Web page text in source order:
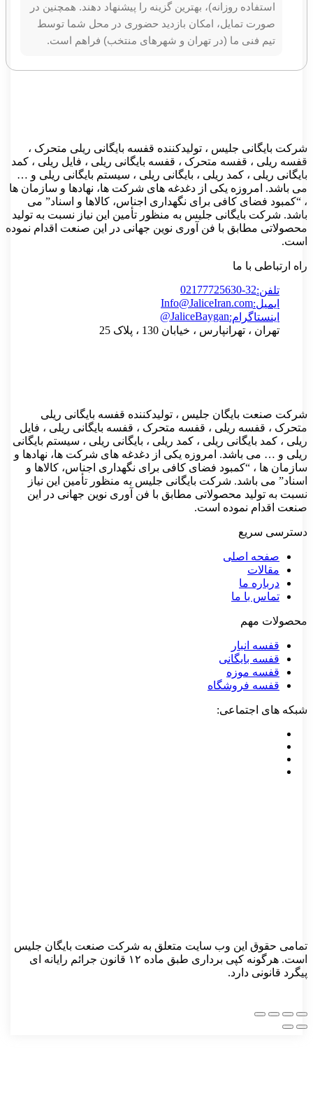
استفاده روزانه)، بهترین گزینه را پیشنهاد دهند. همچنین در
صورت تمایل، امکان بازدید حضوری در محل شما توسط
تیم فنی ما (در تهران و شهرهای منتخب) فراهم است.
بایگانی جلیس ، تولیدکننده قفسه بایگانی ریلی متحرک ،
ریلی ، قفسه متحرک ، قفسه بایگانی ریلی ، فایل ریلی ، کمد
ریلی ، کمد ریلی ، بایگانی ریلی ، سیستم بایگانی ریلی و …
امروزه یکی از دغدغه های شرکت ها، نهادها و سازمان ها
فضای کافی برای نگهداری اجناس، کالاها و اسناد” می
شرکت بایگانی جلیس به منظور تأمین این نیاز نسبت به تولید
مطابق با فن آوری نوین جهانی در این صنعت اقدام نموده
با ما
02177725630-32
Info@JaliceIran.com
اینستاگرام:@JaliceBaygan
تهران ، تهرانپارس ، خیابان 130 ، پلاک 25
صنعت بایگان جلیس ، تولیدکننده قفسه بایگانی ریلی
، قفسه ریلی ، قفسه متحرک ، قفسه بایگانی ریلی ، فایل
، کمد بایگانی ریلی ، کمد ریلی ، بایگانی ریلی ، سیستم بایگانی
و … می باشد. امروزه یکی از دغدغه های شرکت ها، نهادها و
ها ، “کمبود فضای کافی برای نگهداری اجناس، کالاها و
می باشد. شرکت بایگانی جلیس به منظور تأمین این نیاز
به تولید محصولاتی مطابق با فن آوری نوین جهانی در این
اقدام نموده است.
سریع
صفحه اصلی
مقالات
درباره ما
تماس با ما
مهم
قفسه انبار
قفسه بایگانی
قفسه موزه
قفسه فروشگاه
های اجتماعی:
حقوق این وب‌ سایت متعلق به شرکت صنعت بایگان جلیس
است. هرگونه کپی‌ برداری طبق ماده ۱۲ قانون جرائم رایانه‌ ای
قانونی دارد.